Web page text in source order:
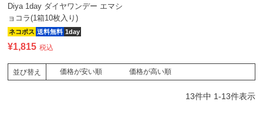
Diya 1day ダイヤワンデー エマシ
ョコラ(1箱10枚入り)
ネコポス 送料無料 1day
¥1,815 税込
並び替え 価格が安い順 価格が高い順
13件中 1-13件表示